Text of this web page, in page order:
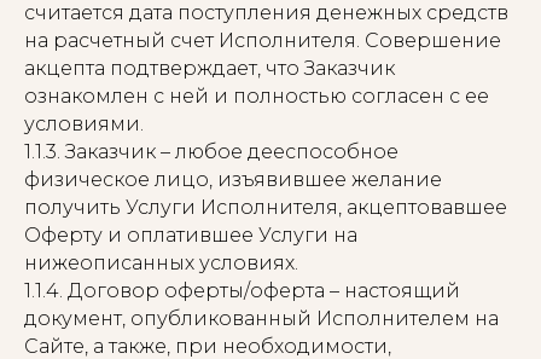
считается дата поступления денежных средств
на расчетный счет Исполнителя. Совершение
акцепта подтверждает, что Заказчик
ознакомлен с ней и полностью согласен с ее
условиями.
1.1.3. Заказчик – любое дееспособное
физическое лицо, изъявившее желание
получить Услуги Исполнителя, акцептовавшее
Оферту и оплатившее Услуги на
нижеописанных условиях.
1.1.4. Договор оферты/оферта – настоящий
документ, опубликованный Исполнителем на
Сайте, а также, при необходимости,